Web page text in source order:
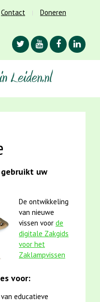
Contact
Doneren
uw
De ontwikkeling
van nieuwe
vissen voor de
digitale Zakgids
voor het
Zaklampvissen
voor:
educatieve